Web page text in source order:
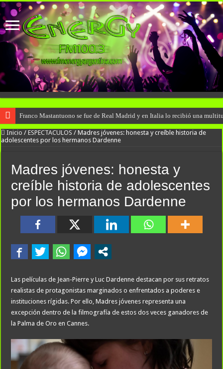
Franco Mastantuono se fue de Real Madrid y en Italia lo recibió una
Inicio / ESPECTACULOS / Madres jóvenes: honesta y creíble historia de
adolescentes por los hermanos Dardenne
Madres jóvenes: honesta y
creíble historia de adolescentes
por los hermanos Dardenne
Las películas de Jean-Pierre y Luc Dardenne destacan por sus retratos
realistas de protagonistas marginados o enfrentados a poderes e
instituciones rígidas. Por ello, Madres jóvenes representa una
excepción dentro de la filmografía de estos dos veces ganadores de
la Palma de Oro en Cannes.